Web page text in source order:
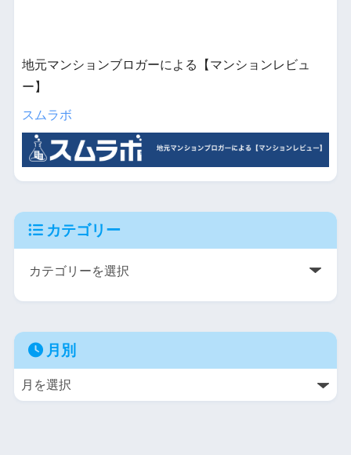
地元マンションブロガーによる【マンションレビュ
ー】
スムラボ
カテゴリー
月別